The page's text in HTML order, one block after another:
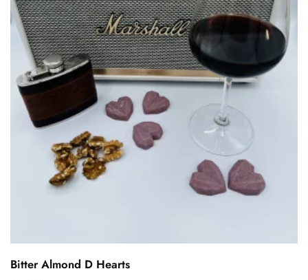
Bitter Almond D Hearts